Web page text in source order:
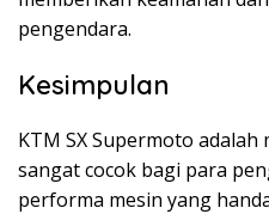
pengendara.
Kesimpulan
KTM SX Supermoto
sangat cocok bagi para
performa mesin yang